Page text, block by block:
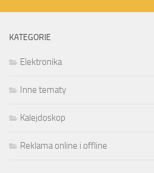
KATEGORIE
Elektronika
Inne tematy
Kalejdoskop
Reklama online i offline